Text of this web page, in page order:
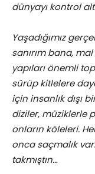
dünyayı kontrol
Yaşadığımız
sanırım bana,
yapıları önemli
sürüp kitlelere
için insanlık dışı
diziler, müziklerle
onların köleleri.
onca saçmalık
takmıştın…